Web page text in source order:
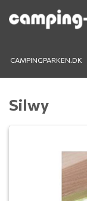
CAMPINGPARKEN.DK
Silwy